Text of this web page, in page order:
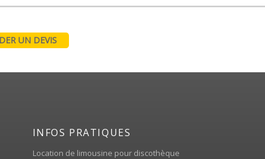
UN DEVIS
INFOS PRATIQUES
Location de limousine pour discothèque